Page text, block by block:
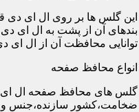
این گلس ها بر روی ال ای دی
بندهای آن از پشت به ال ای
توانایی محافظت آن از ال ای
انواع محافظ صفحه
گلس های محافظ صفحه ال ای
ضخامت،کشور سازنده،جنس و